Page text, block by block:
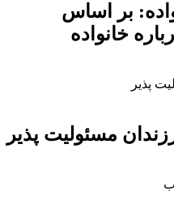
بر اساس
خانواده
مسئولیت پذیر